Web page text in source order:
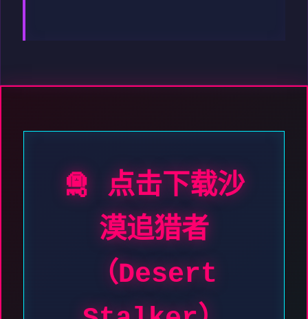
🛅 点击下载沙
漠追猎者
（Desert